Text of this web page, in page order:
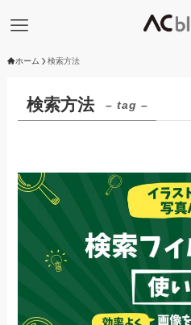
ホーム 検索方法
検索方法 – tag –